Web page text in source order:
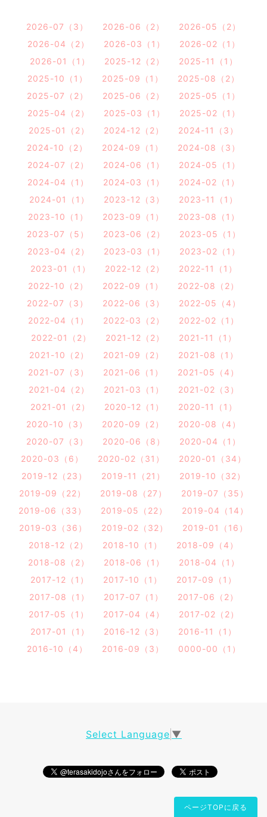
2026-07（3） 2026-06（2）
2026-05（2）
2026-04（2）
2026-03（1）
2026-02（1）
2026-01（1）
2025-12（2）
2025-11（1）
2025-10（1）
2025-09（1）
2025-08（2）
2025-07（2）
2025-06（2）
2025-05（1）
2025-04（2）
2025-03（1）
2025-02（1）
2025-01（2）
2024-12（2）
2024-11（3）
2024-10（2）
2024-09（1）
2024-08（3）
2024-07（2）
2024-06（1）
2024-05（1）
2024-04（1）
2024-03（1）
2024-02（1）
2024-01（1）
2023-12（3）
2023-11（1）
2023-10（1）
2023-09（1）
2023-08（1）
2023-07（5）
2023-06（2）
2023-05（1）
2023-04（2）
2023-03（1）
2023-02（1）
2023-01（1）
2022-12（2）
2022-11（1）
2022-10（2）
2022-09（1）
2022-08（2）
2022-07（3）
2022-06（3）
2022-05（4）
2022-04（1）
2022-03（2）
2022-02（1）
2022-01（2）
2021-12（2）
2021-11（1）
2021-10（2）
2021-09（2）
2021-08（1）
2021-07（3）
2021-06（1）
2021-05（4）
2021-04（2）
2021-03（1）
2021-02（3）
2021-01（2）
2020-12（1）
2020-11（1）
2020-10（3）
2020-09（2）
2020-08（4）
2020-07（3）
2020-06（8）
2020-04（1）
2020-03（6）
2020-02（31）
2020-01（34）
2019-12（23）
2019-11（21）
2019-10（32）
2019-09（22）
2019-08（27）
2019-07（35）
2019-06（33）
2019-05（22）
2019-04（14）
2019-03（36）
2019-02（32）
2019-01（16）
2018-12（2）
2018-10（1）
2018-09（4）
2018-08（2）
2018-06（1）
2018-04（1）
2017-12（1）
2017-10（1）
2017-09（1）
2017-08（1）
2017-07（1）
2017-06（2）
2017-05（1）
2017-04（4）
2017-02（2）
2017-01（1）
2016-12（3）
2016-11（1）
2016-10（4）
2016-09（3） 0000-00（1）
Select Language ▼
ページTOPに戻る